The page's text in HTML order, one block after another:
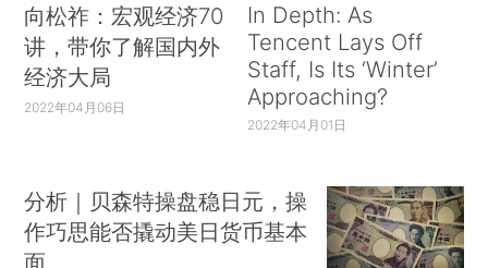
向松祚：宏观经济70
讲，带你了解国内外
经济大局
2022年04月06日
In Depth: As
Tencent Lays Off
Staff, Is Its ‘Winter’
Approaching?
2022年04月01日
分析｜贝森特操盘稳日元，操
作巧思能否撬动美日货币基本
面